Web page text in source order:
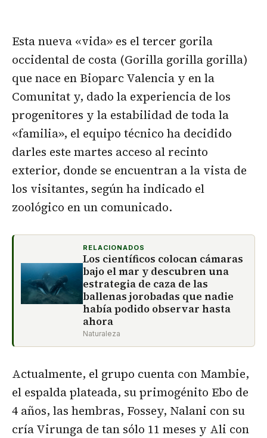
Esta nueva «vida» es el tercer gorila
occidental de costa (Gorilla gorilla gorilla)
que nace en Bioparc Valencia y en la
Comunitat y, dado la experiencia de los
progenitores y la estabilidad de toda la
«familia», el equipo técnico ha decidido
darles este martes acceso al recinto
exterior, donde se encuentran a la vista de
los visitantes, según ha indicado el
zoológico en un comunicado.
RELACIONADOS
Los científicos colocan cámaras
bajo el mar y descubren una
estrategia de caza de las
ballenas jorobadas que nadie
había podido observar hasta
ahora
Naturaleza
Actualmente, el grupo cuenta con Mambie,
el espalda plateada, su primogénito Ebo de
4 años, las hembras, Fossey, Nalani con su
cría Virunga de tan sólo 11 meses y Ali con